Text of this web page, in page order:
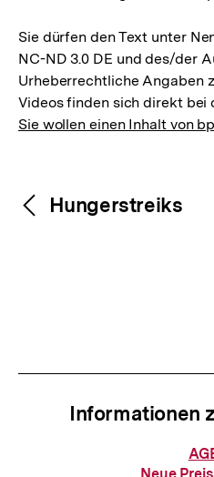
Sie dürfen den Text unter
NC-ND 3.0 DE und des/der
Urheberrechtliche Angaben
Videos finden sich direkt bei
Sie wollen einen Inhalt von
Inhaltsnavigation
Hungerstreiks
Informationen